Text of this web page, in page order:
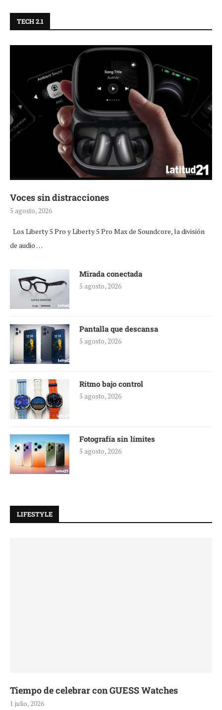
TECH 2.1
Voces sin distracciones
5 agosto, 2026
Los Liberty 5 Pro y Liberty 5 Pro Max de Soundcore, la división
de audio …
Mirada conectada
5 agosto, 2026
Pantalla que descansa
5 agosto, 2026
Ritmo bajo control
5 agosto, 2026
Fotografía sin límites
5 agosto, 2026
LIFESTYLE
Tiempo de celebrar con GUESS Watches
1 julio, 2026